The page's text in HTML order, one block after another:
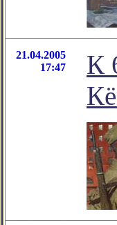
21.04.2005
17:47
К